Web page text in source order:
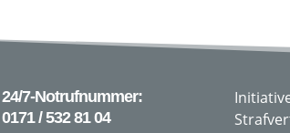
24/7-Notrufnummer:
0171 / 532 81 04